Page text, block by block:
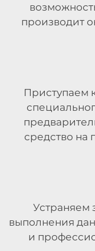
производит
Приступаем
средство на
Устраняем
выполнения
и